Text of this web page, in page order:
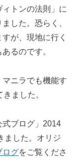
トンの法則」に
した。恐らく、
が、現地に行く
るのです。
マニラでも機能す
ました。
式ブログ」2014
ました。オリジ
ログをご覧くださ